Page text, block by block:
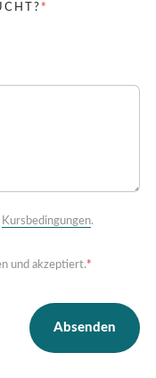
*
Kursbedingungen.
und akzeptiert.*